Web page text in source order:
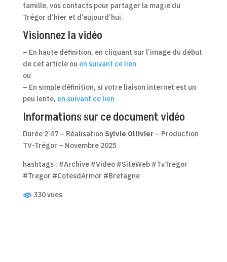
famille, vos contacts pour partager la magie du
Trégor d’hier et d’aujourd’hui.
Visionnez la vidéo
– En haute définition, en cliquant sur l’image du début
de cet article ou en suivant ce lien
ou
– En simple définition, si votre liaison internet est un
peu lente, en suivant ce lien
Informations sur ce document vidéo
Durée 2’47 – Réalisation Sylvie Ollivier– Production
TV-Trégor – Novembre 2025
hashtags : #Archive #Video #SiteWeb #TvTregor
#Tregor #CotesdArmor #Bretagne
330 vues